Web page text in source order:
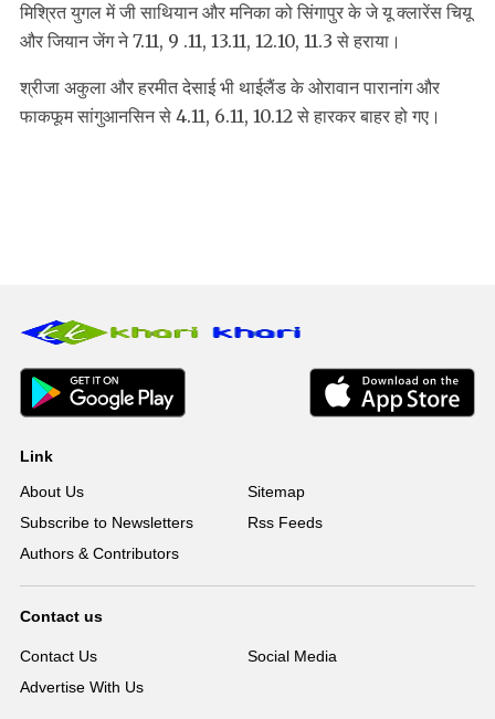
मिश्रित युगल में जी साथियान और मनिका को सिंगापुर के जे यू क्लारेंस चियू
और जियान जेंग ने 7.11, 9 .11, 13.11, 12.10, 11.3 से हराया।
श्रीजा अकुला और हरमीत देसाई भी थाईलैंड के ओरावान पारानांग और
फाकफूम सांगुआनसिन से 4.11, 6.11, 10.12 से हारकर बाहर हो गए।
Link
About Us
Sitemap
Subscribe to Newsletters
Rss Feeds
Authors & Contributors
Contact us
Contact Us
Social Media
Advertise With Us